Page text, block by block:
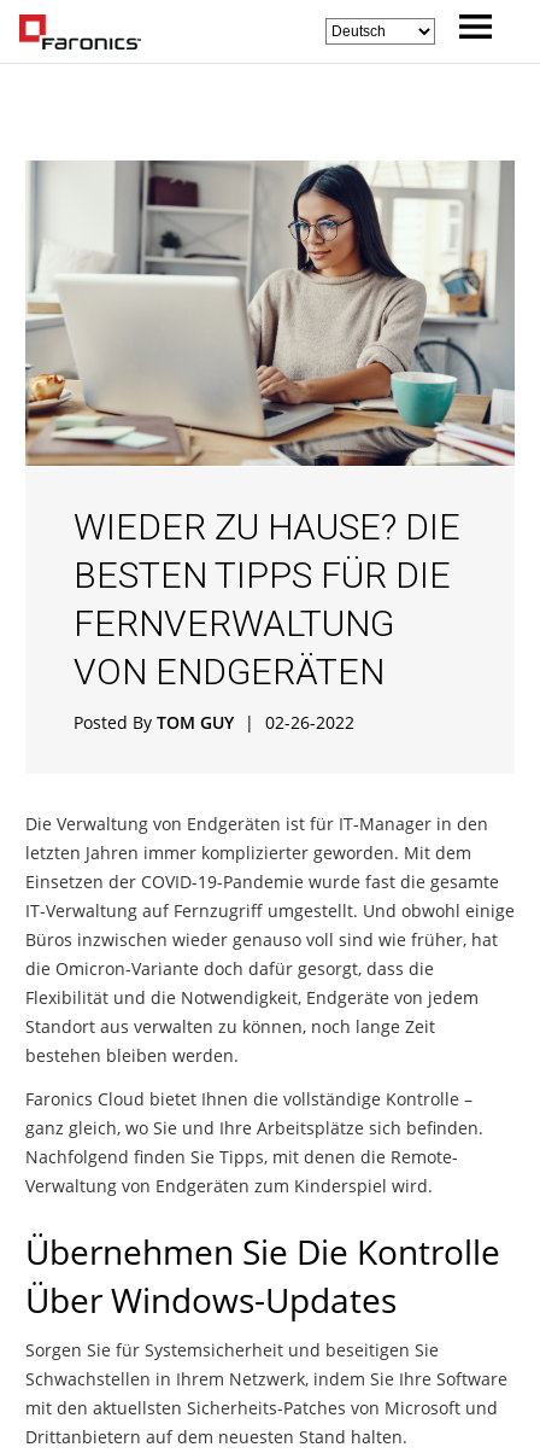
WIEDER ZU HAUSE? DIE
BESTEN TIPPS FÜR DIE
FERNVERWALTUNG
VON ENDGERÄTEN
Posted By TOM GUY | 02-26-2022
Die Verwaltung von Endgeräten ist für IT-Manager in den
letzten Jahren immer komplizierter geworden. Mit dem
Einsetzen der COVID-19-Pandemie wurde fast die gesamte
IT-Verwaltung auf Fernzugriff umgestellt. Und obwohl einige
Büros inzwischen wieder genauso voll sind wie früher, hat
die Omicron-Variante doch dafür gesorgt, dass die
Flexibilität und die Notwendigkeit, Endgeräte von jedem
Standort aus verwalten zu können, noch lange Zeit
bestehen bleiben werden.
Faronics Cloud bietet Ihnen die vollständige Kontrolle –
ganz gleich, wo Sie und Ihre Arbeitsplätze sich befinden.
Nachfolgend finden Sie Tipps, mit denen die Remote-
Verwaltung von Endgeräten zum Kinderspiel wird.
Übernehmen Sie Die Kontrolle
Über Windows-Updates
Sorgen Sie für Systemsicherheit und beseitigen Sie
Schwachstellen in Ihrem Netzwerk, indem Sie Ihre Software
mit den aktuellsten Sicherheits-Patches von Microsoft und
Drittanbietern auf dem neuesten Stand halten.